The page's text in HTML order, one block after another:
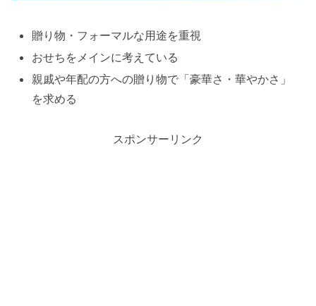
贈り物・フォーマルな用途を重視
おせちをメインに考えている
親戚や年配の方への贈り物で「豪華さ・華やかさ」
を求める
スポンサーリンク